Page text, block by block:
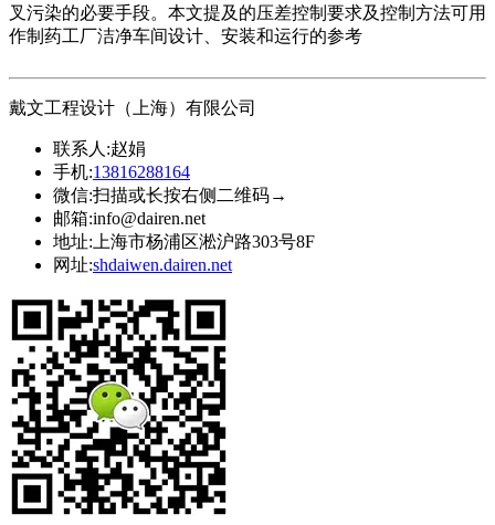
叉污染的必要手段。本文提及的压差控制要求及控制方法可用
作制药工厂洁净车间设计、安装和运行的参考
戴文工程设计（上海）有限公司
联系人:赵娟
手机:13816288164
微信:扫描或长按右侧二维码→
邮箱:info@dairen.net
地址: 上海市杨浦区淞沪路303号8F
网址:shdaiwen.dairen.net